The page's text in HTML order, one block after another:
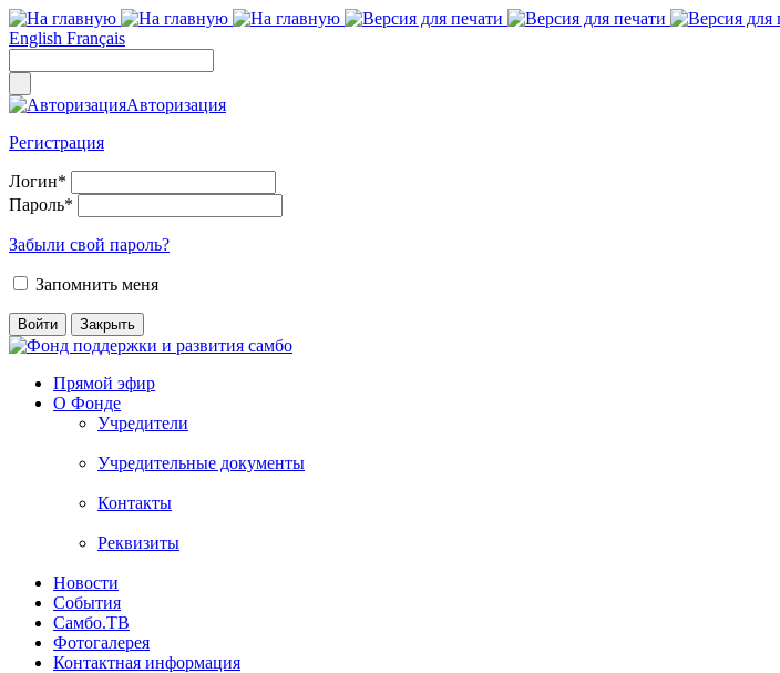
English Français
Авторизация
Регистрация
Логин*
Пароль*
Забыли свой пароль?
Запомнить меня
Прямой эфир
О Фонде
Учредители
Учредительные документы
Контакты
Реквизиты
Новости
События
Самбо.ТВ
Фотогалерея
Контактная информация